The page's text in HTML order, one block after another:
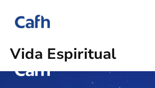
Vida Espiritual